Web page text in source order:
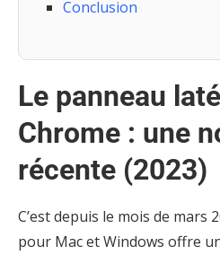
Conclusion
Le panneau
Chrome : une
récente (2023)
C’est depuis le mois de mars
pour Mac et Windows offre